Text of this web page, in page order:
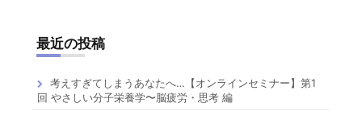
最近の投稿
考えすぎてしまうあなたへ…【オンラインセミナー】第1
回 やさしい分子栄養学〜脳疲労・思考 編